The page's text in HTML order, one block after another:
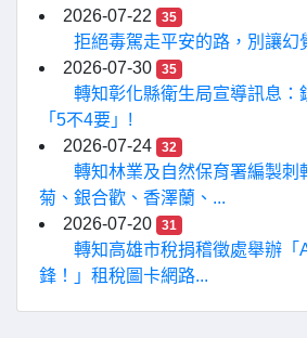
2026-07-22
35
拒絕毒駕走平安的路，別讓幻
2026-07-30
35
轉知彰化縣衛生局宣導訊息：
「5不4要」!
2026-07-24
32
轉知林業及自然保育署編製刺
菊、銀合歡、香澤蘭、...
2026-07-20
31
轉知高雄市稅捐稽徵處舉辦「
鋒！」租稅圖卡網路...